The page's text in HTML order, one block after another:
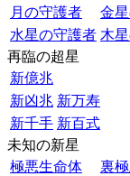
月の守護者
金
水星の守護者 木
再臨の超星
新億兆
新凶兆 新万寿
新千手 新百式
未知の新星
極悪生命体
裏